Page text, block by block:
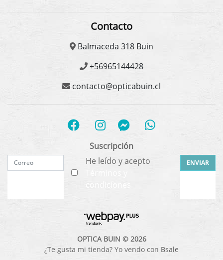
Contacto
Balmaceda 318 Buin
+56965144428
contacto@opticabuin.cl
Suscripción
He leído y acepto
condiciones
ENVIAR
OPTICA BUIN © 2026
¿Te gusta mi tienda? Yo vendo con Bsale